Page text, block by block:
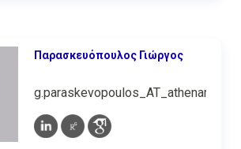
Παρασκευόπουλος Γιώργος
g.paraskevopoulos_AT_athenarc.gr